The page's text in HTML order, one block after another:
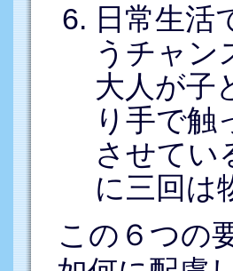
日常生活
うチャン
大人が子
り手で触
させてい
に三回は
この６つの